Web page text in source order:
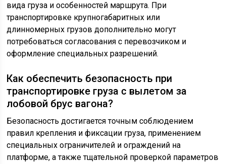
вида груза и особенностей маршрута. При
транспортировке крупногабаритных или
длинномерных грузов дополнительно могут
потребоваться согласования с перевозчиком и
оформление специальных разрешений.
Как обеспечить безопасность при
транспортировке груза с вылетом за
лобовой брус вагона?
Безопасность достигается точным соблюдением
правил крепления и фиксации груза, применением
специальных ограничителей и ограждений на
платформе, а также тщательной проверкой параметров